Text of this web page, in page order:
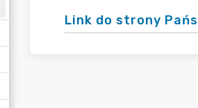
Link do strony